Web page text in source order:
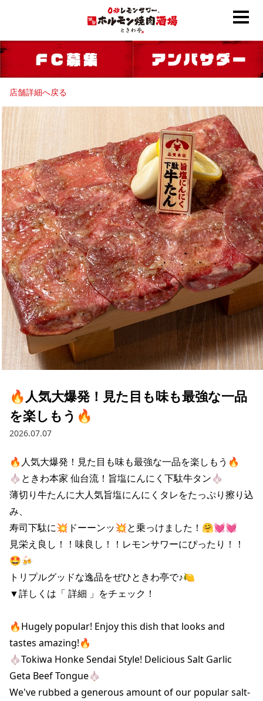
店舗詳細へ戻る
🔥人気大爆発！見た目も味も最強な一品
を楽しもう🔥
2026.07.07
🔥人気大爆発！見た目も味も最強な一品を楽しもう🔥
🧄ときわ本家 仙台流！旨塩にんにく下駄牛タン🧄
薄切り牛たんに大人気旨塩にんにくタレをたっぷり擦り込
み、
寿司下駄に💥ドーーンッ💥と乗っけました！🤗💓💓
見栄え良し！！味良し！！レモンサワーにぴったり！！
🤩🍻
トリプルグッドな逸品をぜひときわ亭で♪🍋
▼詳しくは「 詳細 」をチェック！
🔥Hugely popular! Enjoy this dish that looks and
tastes amazing!🔥
🧄Tokiwa Honke Sendai Style! Delicious Salt Garlic
Geta Beef Tongue🧄
We've rubbed a generous amount of our popular salt-